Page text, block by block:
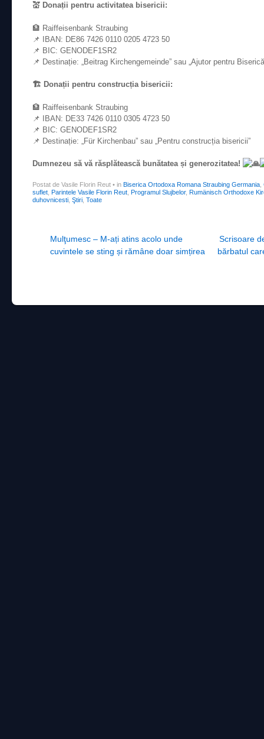
💒 Donații pentru activitatea bisericii:
🏦 Raiffeisenbank Straubing
📌 IBAN: DE86 7426 0110 0205 4723 50
📌 BIC: GENODEF1SR2
📌 Destinație: „Beitrag Kirchengemeinde” sau „Ajutor pentru
🏗 Donații pentru construcția bisericii:
🏦 Raiffeisenbank Straubing
📌 IBAN: DE33 7426 0110 0305 4723 50
📌 BIC: GENODEF1SR2
📌 Destinație: „Für Kirchenbau” sau „Pentru construcția bisericii”
Dumnezeu să vă răsplătească bunătatea și generozitatea!
Postat de Vasile Florin Reut • in Biserica Ortodoxa Romana Straubing Germania
suflet Parintele Vasile Florin Reut Programul Slujbelor, Rumänisch Orthodoxe
duhovnicesti Ştiri Toate
Post navigation
Mulţumesc – M-ați atins acolo unde
cuvintele se sting și rămâne doar simțirea
Scrisoare
bărbatul